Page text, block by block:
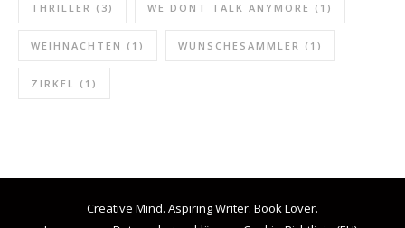
THRILLER (3) WE DONT TALK ANYMORE (1)
WEIHNACHTEN (1) WÜNSCHESAMMLER (1)
ZIRKEL (1)
Creative Mind. Aspiring Writer. Book Lover.